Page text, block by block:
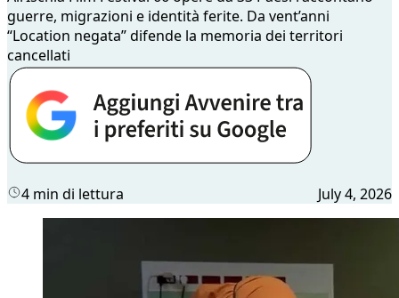
guerre, migrazioni e identità ferite. Da vent’anni
“Location negata” difende la memoria dei territori
cancellati
4 min di lettura July 4, 2026